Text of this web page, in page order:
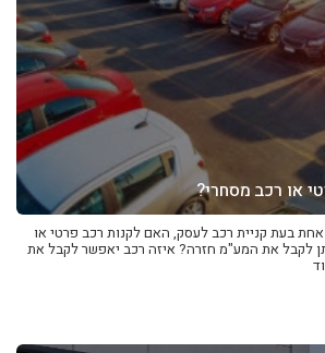
או רכב מסחרי?
בעת קניית רכב לעסק, האם לקנות רכב פרטי או
לקבל את המע"מ חזרה? איזה רכב יאפשר לקבל את